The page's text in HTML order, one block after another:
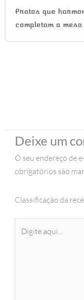
Pratos que
completam a
Deixe um
O seu endereço de
obrigatórios são
Classificação da
aqui...